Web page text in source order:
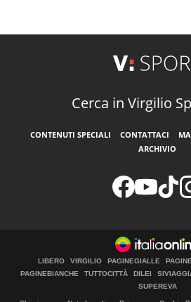
Cerca in Virgilio
CONTENUTI SPECIALI CONTATTACI
ARCHIVIO
LIBERO VIRGILIO PAGINEGIALLE
PAGINEBIANCHE
TUTTOCITTÀ DILEI
SUPEREVA